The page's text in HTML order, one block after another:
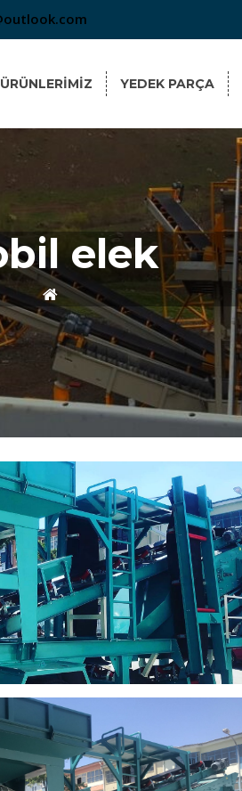
ÜRÜNLERİMİZ YEDEK PARÇA
elek